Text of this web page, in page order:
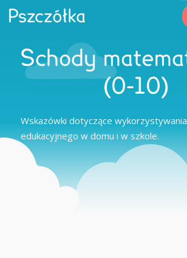
Schody
(0-10)
Wskazówki dotyczące
edukacyjnego w domu i w szkole.